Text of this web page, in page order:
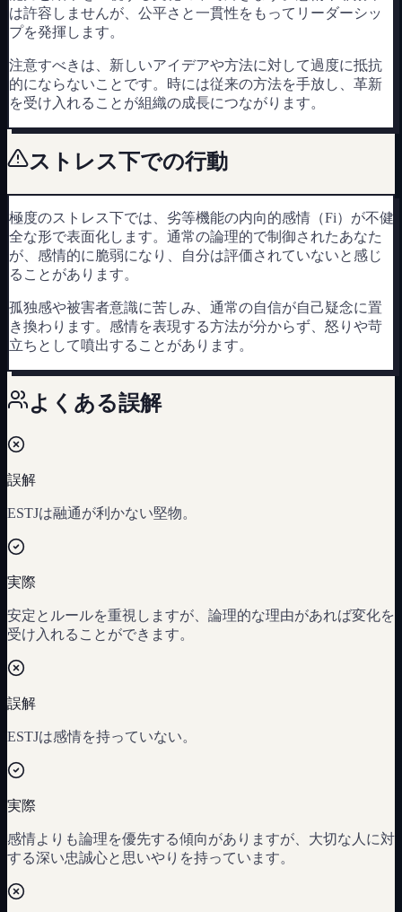
は許容しませんが、公平さと一貫性をもってリーダーシッ
プを発揮します。
注意すべきは、新しいアイデアや方法に対して過度に抵抗
的にならないことです。時には従来の方法を手放し、革新
を受け入れることが組織の成長につながります。
ストレス下での行動
極度のストレス下では、劣等機能の内向的感情（Fi）が不健
全な形で表面化します。通常の論理的で制御されたあなた
が、感情的に脆弱になり、自分は評価されていないと感じ
ることがあります。
孤独感や被害者意識に苦しみ、通常の自信が自己疑念に置
き換わります。感情を表現する方法が分からず、怒りや苛
立ちとして噴出することがあります。
よくある誤解
誤解
ESTJは融通が利かない堅物。
実際
安定とルールを重視しますが、論理的な理由があれば変化を
受け入れることができます。
誤解
ESTJは感情を持っていない。
実際
感情よりも論理を優先する傾向がありますが、大切な人に対
する深い忠誠心と思いやりを持っています。